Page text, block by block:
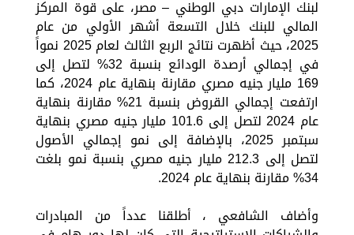
لبنك الإمارات دبي الوطني – مصر، على قوة المركز
المالي للبنك خلال التسعة أشهر الأولي من عام
2025، حيث أظهرت نتائج الربع الثالث لعام 2025 نمواً
في إجمالي أرصدة الودائع بنسبة 32% لتصل إلى
169 مليار جنيه مصري مقارنة بنهاية عام 2024، كما
ارتفعت إجمالي القروض بنسبة 21% مقارنة بنهاية
عام 2024 لتصل إلى 101.6 مليار جنيه مصري بنهاية
سبتمبر 2025، بالإضافة إلى نمو إجمالي الأصول
لتصل إلى 212.3 مليار جنيه مصري بنسبة نمو بلغت
34% مقارنة بنهاية عام 2024.
وأضاف الشافعي ، أطلقنا عدداً من المبادرات